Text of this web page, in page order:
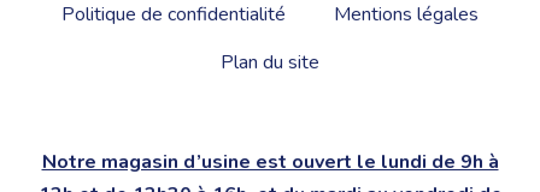
Politique de confidentialité
Mentions légales
Plan du site
Notre magasin d’usine est ouvert le lundi de 9h à